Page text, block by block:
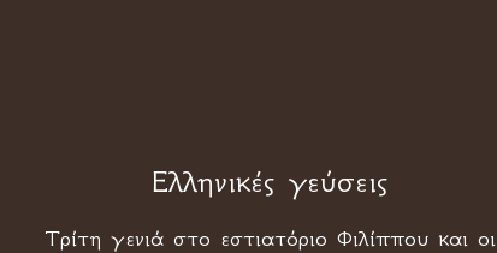
Ελληνικές γεύσεις
Τρίτη γενιά στο εστιατόριο Φιλίππου και οι